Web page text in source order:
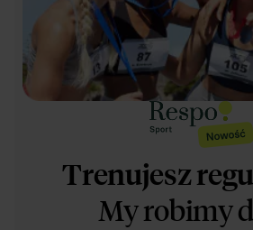
Trenujesz
My robimy